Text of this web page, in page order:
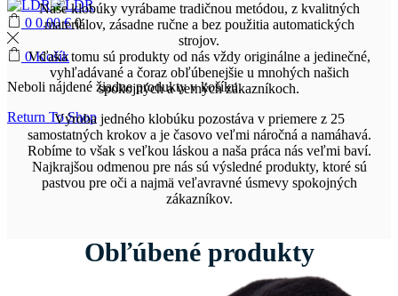
0 0.00€ 0
0Košík
Neboli nájdené žiadne produkty v košíku.
Return To Shop
Naše klobúky vyrábame tradičnou metódou, z kvalitných
materiálov, zásadne ručne a bez použitia automatických
strojov.
Vďaka tomu sú produkty od nás vždy originálne a jedinečné,
vyhľadávané a čoraz obľúbenejšie u mnohých našich
spokojných a verných zákazníkoch.
Výroba jedného klobúku pozostáva v priemere z 25
samostatných krokov a je časovo veľmi náročná a namáhavá.
Robíme to však s veľkou láskou a naša práca nás veľmi baví.
Najkrajšou odmenou pre nás sú výsledné produkty, ktoré sú
pastvou pre oči a najmä veľavravné úsmevy spokojných
zákazníkov.
Obľúbené produkty